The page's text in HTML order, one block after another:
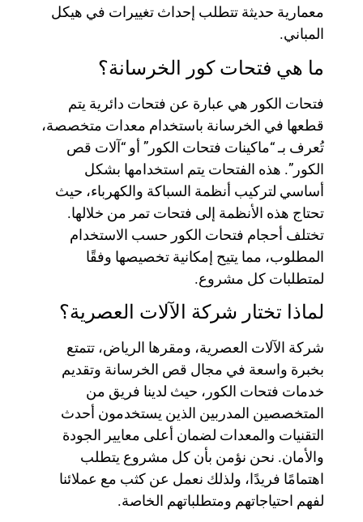
معمارية حديثة تتطلب إحداث تغييرات في هيكل
المباني.
ما هي فتحات كور الخرسانة؟
فتحات الكور هي عبارة عن فتحات دائرية يتم
قطعها في الخرسانة باستخدام معدات متخصصة،
تُعرف بـ “ماكينات فتحات الكور” أو “آلات قص
الكور”. هذه الفتحات يتم استخدامها بشكل
أساسي لتركيب أنظمة السباكة والكهرباء، حيث
تحتاج هذه الأنظمة إلى فتحات تمر من خلالها.
تختلف أحجام فتحات الكور حسب الاستخدام
المطلوب، مما يتيح إمكانية تخصيصها وفقًا
لمتطلبات كل مشروع.
لماذا تختار شركة الآلات العصرية؟
شركة الآلات العصرية، ومقرها الرياض، تتمتع
بخبرة واسعة في مجال قص الخرسانة وتقديم
خدمات فتحات الكور، حيث لدينا فريق من
المتخصصين المدربين الذين يستخدمون أحدث
التقنيات والمعدات لضمان أعلى معايير الجودة
والأمان. نحن نؤمن بأن كل مشروع يتطلب
اهتمامًا فريدًا، ولذلك نعمل عن كثب مع عملائنا
لفهم احتياجاتهم ومتطلباتهم الخاصة.